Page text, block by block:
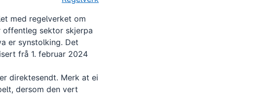
med regelverket om
sektor skjerpa
er synstolking. Det
frå 1. februar 2024
direktesendt. Merk at ei
dersom den vert